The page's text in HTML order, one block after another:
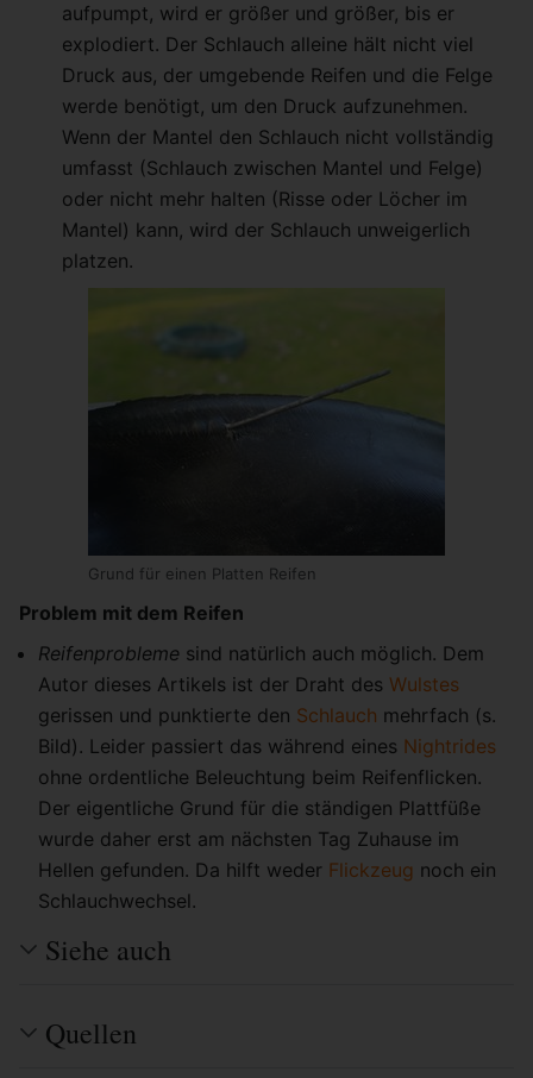
aufpumpt, wird er größer und größer, bis er
explodiert. Der Schlauch alleine hält nicht viel
Druck aus, der umgebende Reifen und die Felge
werde benötigt, um den Druck aufzunehmen.
Wenn der Mantel den Schlauch nicht vollständig
umfasst (Schlauch zwischen Mantel und Felge)
oder nicht mehr halten (Risse oder Löcher im
Mantel) kann, wird der Schlauch unweigerlich
platzen.
Grund für einen Platten Reifen
Problem mit dem Reifen
Reifenprobleme sind natürlich auch möglich. Dem
Autor dieses Artikels ist der Draht des Wulstes
gerissen und punktierte den Schlauch mehrfach (s.
Bild). Leider passiert das während eines Nightrides
ohne ordentliche Beleuchtung beim Reifenflicken.
Der eigentliche Grund für die ständigen Plattfüße
wurde daher erst am nächsten Tag Zuhause im
Hellen gefunden. Da hilft weder Flickzeug noch ein
Schlauchwechsel.
Siehe auch
Quellen